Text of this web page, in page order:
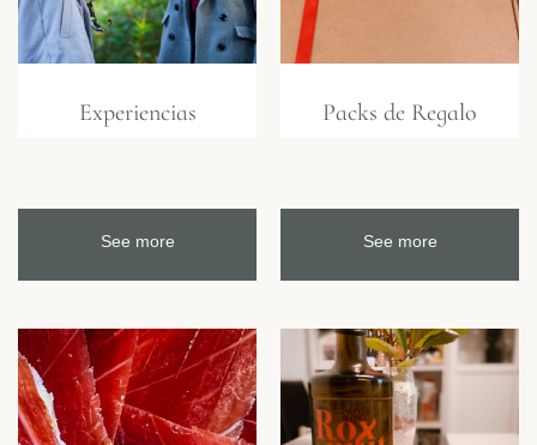
Experiencias
See more
Packs de Regalo
See more